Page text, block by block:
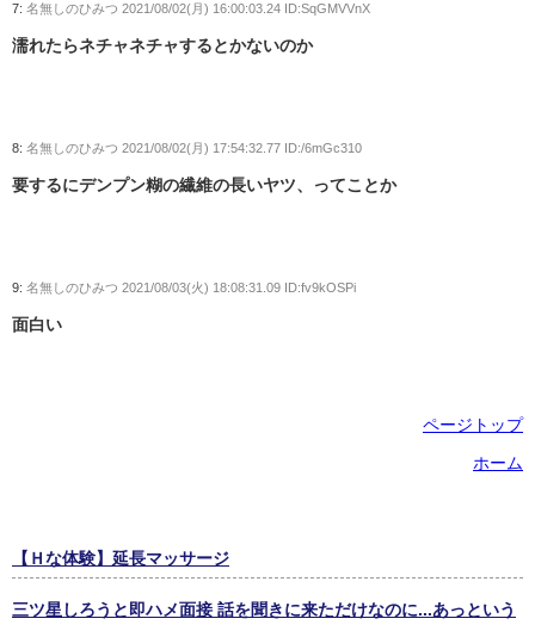
7: 名無しのひみつ 2021/08/02(月) 16:00:03.24 ID:SqGMVVnX
濡れたらネチャネチャするとかないのか
8: 名無しのひみつ 2021/08/02(月) 17:54:32.77 ID:/6mGc310
要するにデンプン糊の繊維の長いヤツ、ってことか
9: 名無しのひみつ 2021/08/03(火) 18:08:31.09 ID:fv9kOSPi
面白い
ページトップ
ホーム
【Ｈな体験】延長マッサージ
三ツ星しろうと即ハメ面接 話を聞きに来ただけなのに...あっという